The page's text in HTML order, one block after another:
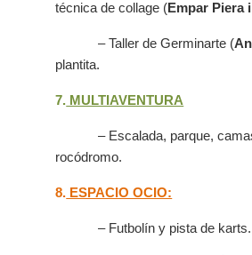
técnica de collage (Empar Piera
– Taller de Germinarte (
plantita.
7. MULTIAVENTURA
– Escalada, parque,
rocódromo.
8. ESPACIO OCIO:
– Futbolín y pista de karts.